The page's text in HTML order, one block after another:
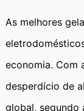
As melhores
economia. Com
desperdício de
global, segundo